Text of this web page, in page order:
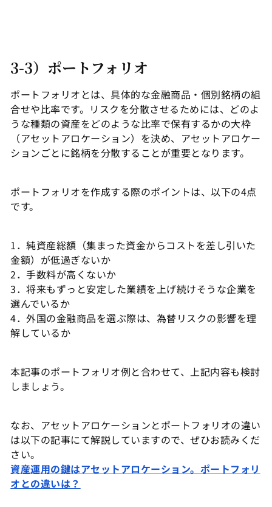
3-3）ポートフォリオ
ポートフォリオとは、具体的な金融商品・個別銘柄の組
合せや比率です。リスクを分散させるためには、どのよ
うな種類の資産をどのような比率で保有するかの大枠
（アセットアロケーション）を決め、アセットアロケー
ションごとに銘柄を分散することが重要となります。
ポートフォリオを作成する際のポイントは、以下の4点
です。
1．純資産総額（集まった資金からコストを差し引いた
金額）が低過ぎないか
2．手数料が高くないか
3．将来もずっと安定した業績を上げ続けそうな企業を
選んでいるか
4．外国の金融商品を選ぶ際は、為替リスクの影響を理
解しているか
本記事のポートフォリオ例と合わせて、上記内容も検討
しましょう。
なお、アセットアロケーションとポートフォリオの違い
は以下の記事にて解説していますので、ぜひお読みくだ
さい。
資産運用の鍵はアセットアロケーション。ポートフォリ
オとの違いは？